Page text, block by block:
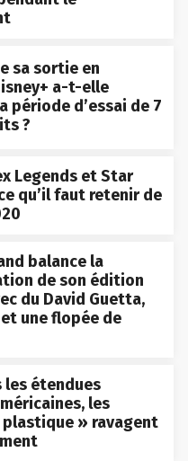
sa sortie en
a-t-elle
période d’essai de 7
?
Legends et Star
qu’il faut retenir de
balance la
de son édition
du David Guetta,
une flopée de
les étendues
les
» ravagent